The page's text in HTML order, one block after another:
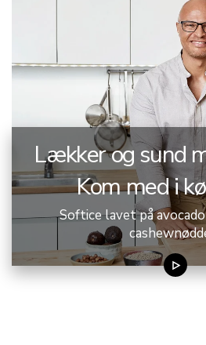
Lækker og sund
Kom med i
Softice lavet på